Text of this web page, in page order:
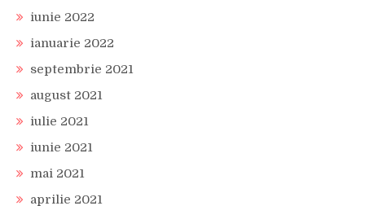
iunie 2022
ianuarie 2022
septembrie 2021
august 2021
iulie 2021
iunie 2021
mai 2021
aprilie 2021